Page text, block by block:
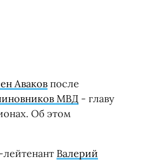
Аваков после
МВД - главу
Об этом
Валерий